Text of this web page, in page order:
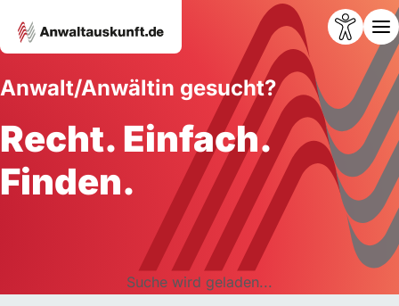
Anwalt/Anwältin gesucht?
Recht. Einfach.
Finden.
Suche wird geladen...